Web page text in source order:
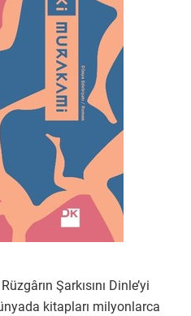
Şarkısını Dinle’yi
kitapları milyonlarca